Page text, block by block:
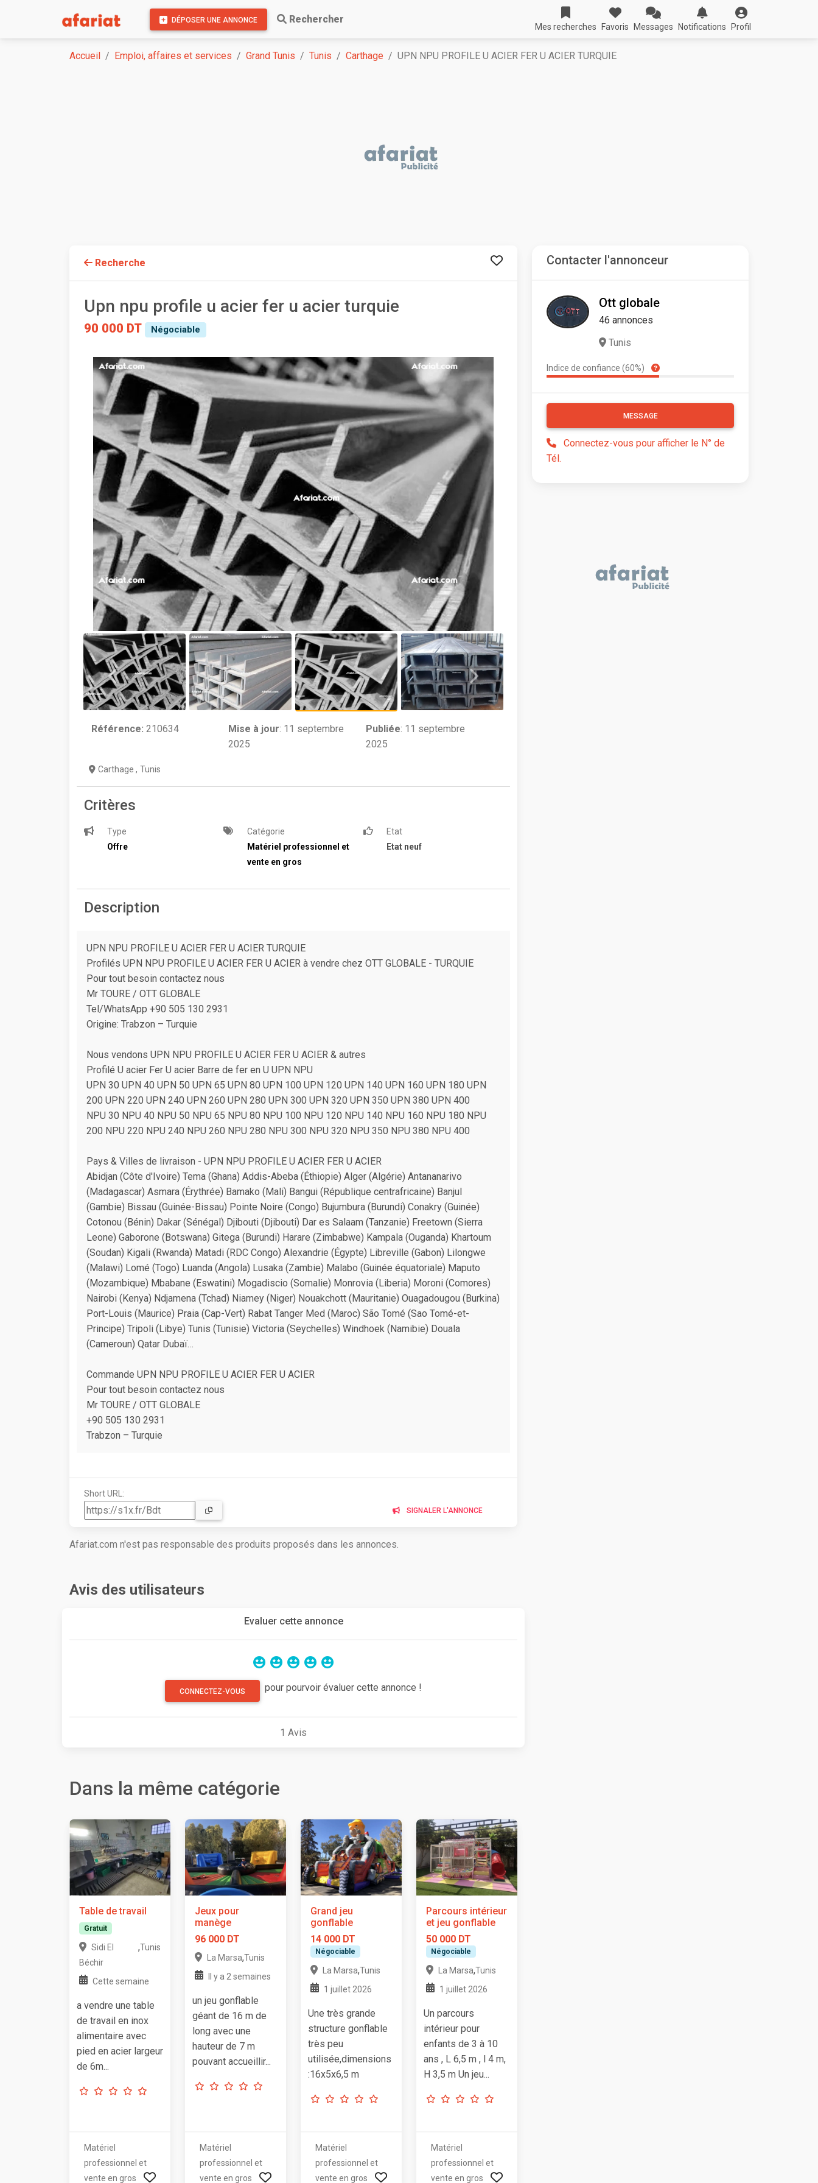
DÉPOSER UNE ANNONCE Rechercher
Mes recherches Favoris Messages Notifications Profil
Accueil Emploi, affaires et services Grand Tunis Tunis Carthage UPN NPU PROFILE U ACIER FER U ACIER TURQUIE
Recherche
Upn npu profile u acier fer u acier turquie
90 000 DT Négociable
Référence: 210634 Mise à jour: 11 septembre
2025
Publiée: 11 septembre
2025
Carthage , Tunis
Critères
Type
Offre
Catégorie
Matériel professionnel et
vente en gros
Etat
Etat neuf
Description
UPN NPU PROFILE U ACIER FER U ACIER TURQUIE
Profilés UPN NPU PROFILE U ACIER FER U ACIER à vendre chez OTT GLOBALE - TURQUIE
Pour tout besoin contactez nous
Mr TOURE / OTT GLOBALE
Tel/WhatsApp +90 505 130 2931
Origine: Trabzon – Turquie
Nous vendons UPN NPU PROFILE U ACIER FER U ACIER & autres
Profilé U acier Fer U acier Barre de fer en U UPN NPU
UPN 30 UPN 40 UPN 50 UPN 65 UPN 80 UPN 100 UPN 120 UPN 140 UPN 160 UPN 180 UPN
200 UPN 220 UPN 240 UPN 260 UPN 280 UPN 300 UPN 320 UPN 350 UPN 380 UPN 400
NPU 30 NPU 40 NPU 50 NPU 65 NPU 80 NPU 100 NPU 120 NPU 140 NPU 160 NPU 180 NPU
200 NPU 220 NPU 240 NPU 260 NPU 280 NPU 300 NPU 320 NPU 350 NPU 380 NPU 400
Pays & Villes de livraison - UPN NPU PROFILE U ACIER FER U ACIER
Abidjan (Côte d'Ivoire) Tema (Ghana) Addis-Abeba (Éthiopie) Alger (Algérie) Antananarivo
(Madagascar) Asmara (Érythrée) Bamako (Mali) Bangui (République centrafricaine) Banjul
(Gambie) Bissau (Guinée-Bissau) Pointe Noire (Congo) Bujumbura (Burundi) Conakry (Guinée)
Cotonou (Bénin) Dakar (Sénégal) Djibouti (Djibouti) Dar es Salaam (Tanzanie) Freetown (Sierra
Leone) Gaborone (Botswana) Gitega (Burundi) Harare (Zimbabwe) Kampala (Ouganda) Khartoum
(Soudan) Kigali (Rwanda) Matadi (RDC Congo) Alexandrie (Égypte) Libreville (Gabon) Lilongwe
(Malawi) Lomé (Togo) Luanda (Angola) Lusaka (Zambie) Malabo (Guinée équatoriale) Maputo
(Mozambique) Mbabane (Eswatini) Mogadiscio (Somalie) Monrovia (Liberia) Moroni (Comores)
Nairobi (Kenya) Ndjamena (Tchad) Niamey (Niger) Nouakchott (Mauritanie) Ouagadougou (Burkina)
Port-Louis (Maurice) Praia (Cap-Vert) Rabat Tanger Med (Maroc) São Tomé (Sao Tomé-et-
Principe) Tripoli (Libye) Tunis (Tunisie) Victoria (Seychelles) Windhoek (Namibie) Douala
(Cameroun) Qatar Dubaï…
Commande UPN NPU PROFILE U ACIER FER U ACIER
Pour tout besoin contactez nous
Mr TOURE / OTT GLOBALE
+90 505 130 2931
Trabzon – Turquie
Short URL:
SIGNALER L'ANNONCE
Afariat.com n'est pas responsable des produits proposés dans les annonces.
Avis des utilisateurs
Evaluer cette annonce
CONNECTEZ-VOUS pour pourvoir évaluer cette annonce !
1 Avis
Dans la même catégorie
Table de travail
Gratuit
Sidi El
Béchir
,Tunis
Cette semaine
a vendre une table
de travail en inox
alimentaire avec
pied en acier largeur
de 6m...
Matériel
professionnel et
vente en gros
Jeux pour
manège
96 000 DT
La Marsa,Tunis
Il y a 2 semaines
un jeu gonflable
géant de 16 m de
long avec une
hauteur de 7 m
pouvant accueillir...
Matériel
professionnel et
vente en gros
Grand jeu
gonflable
14 000 DT
Négociable
La Marsa,Tunis
1 juillet 2026
Une très grande
structure gonflable
très peu
utilisée,dimensions
:16x5x6,5 m
Matériel
professionnel et
vente en gros
Parcours intérieur
et jeu gonflable
50 000 DT
Négociable
La Marsa,Tunis
1 juillet 2026
Un parcours
intérieur pour
enfants de 3 à 10
ans , L 6,5 m , l 4 m,
H 3,5 m Un jeu...
Matériel
professionnel et
vente en gros
Contacter l'annonceur
Ott globale
46 annonces
Tunis
Indice de confiance (60%)
MESSAGE
Connectez-vous pour afficher le N° de
Tél.